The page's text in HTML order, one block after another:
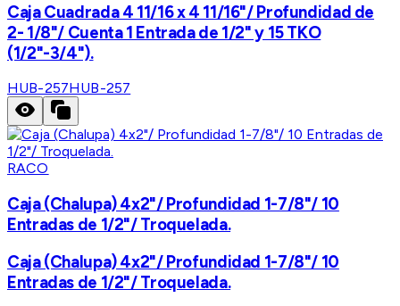
Caja Cuadrada 4 11/16 x 4 11/16"/ Profundidad de
2- 1/8"/ Cuenta 1 Entrada de 1/2" y 15 TKO
(1/2"-3/4").
HUB-257HUB-257
RACO
Caja (Chalupa) 4x2"/ Profundidad 1-7/8"/ 10
Entradas de 1/2"/ Troquelada.
Caja (Chalupa) 4x2"/ Profundidad 1-7/8"/ 10
Entradas de 1/2"/ Troquelada.